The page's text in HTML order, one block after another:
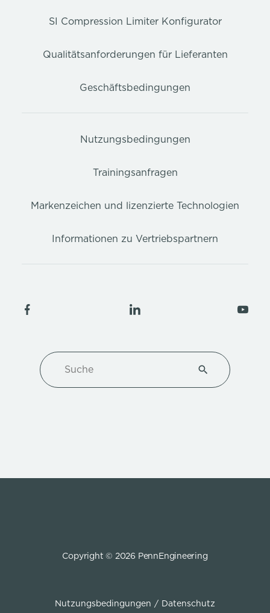
SI Compression Limiter Konfigurator
Qualitätsanforderungen für Lieferanten
Geschäftsbedingungen
Nutzungsbedingungen
Trainingsanfragen
Markenzeichen und lizenzierte Technologien
Informationen zu Vertriebspartnern
Type 1 or more
Copyright © 2026 PennEngineering
Nutzungsbedingungen Datenschutz